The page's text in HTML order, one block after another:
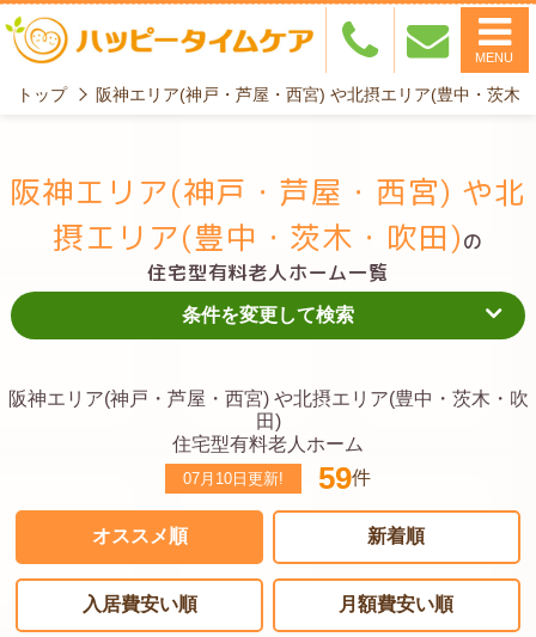
MENU
トップ 阪神エリア(神戸・芦屋・西宮) や北摂エリア(豊中・茨木
阪神エリア(神戸・芦屋・西宮) や北
摂エリア(豊中・茨木・吹田)の
住宅型有料老人ホーム一覧
条件を変更して検索
阪神エリア(神戸・芦屋・西宮) や北摂エリア(豊中・茨木・吹
田)
住宅型有料老人ホーム
07月10日 更新! 59件
オススメ順 新着順
入居費安い順 月額費安い順